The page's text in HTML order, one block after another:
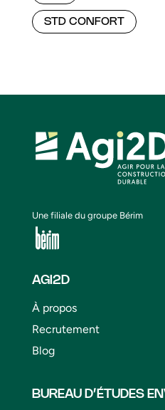
STD CONFORT
Une filiale du groupe Bérim
AGI2D
À propos
Recrutement
Blog
BUREAU D’ÉTUDES